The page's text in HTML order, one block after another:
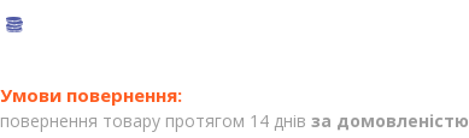
повернення товару протягом 14 днів за домовленістю